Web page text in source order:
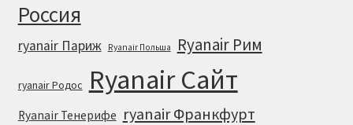
Россия
ryanair Париж Ryanair Польша Ryanair Рим
ryanair Родос Ryanair Сайт
Ryanair Тенерифе ryanair Франкфурт